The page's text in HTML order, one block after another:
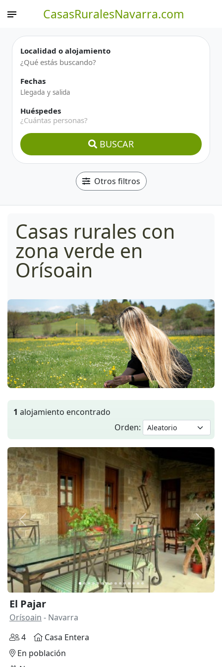
CasasRuralesNavarra.com
Localidad o alojamiento
Fechas
Huéspedes
¿Cuántas personas?
BUSCAR
Otros filtros
Casas rurales con
zona verde en
Orísoain
1 alojamiento encontrado
Orden:
Anterior
El Pajar
Orísoain - Navarra
4
Casa Entera
En población